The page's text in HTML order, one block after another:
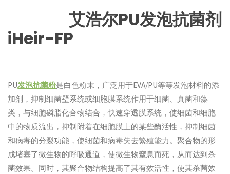
艾浩尔PU发泡抗菌剂
iHeir-FP
PU发泡抗菌粉是白色粉末，广泛用于EVA/PU等等发泡材料的添
加剂，抑制细菌壁系统或细胞膜系统作用于细菌、真菌和藻
类，与细胞磷脂化合物结合，快速穿透膜系统，使细菌和细胞
中的物质流出，抑制附着在细胞膜上的某些酶活性，抑制细菌
和病毒的分裂功能，使细菌和病毒失去繁殖能力。聚合物的形
成堵塞了微生物的呼吸通道，使微生物窒息而死，从而达到杀
菌效果。同时，其聚合物结构提高了其有效活性，使其杀菌效